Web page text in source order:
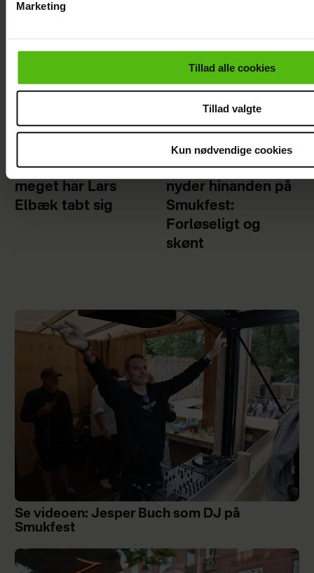
cookiepolitik.
Marketing
Tillad alle cookies
Tillad valgte
Kun nødvendige cookies
Se billedet: Så
meget har Lars
Elbæk tabt sig
Mie og Anders
nyder hinanden på
Smukfest:
Forløseligt og
skønt
Se videoen: Jesper Buch som DJ på
Smukfest